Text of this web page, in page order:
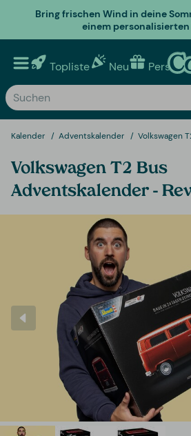
Bring frischen Wind in deine
einem
Topliste Neu
Kalender Adventskalender Volkswagen
Volkswagen T2 Bus
Adventskalender -